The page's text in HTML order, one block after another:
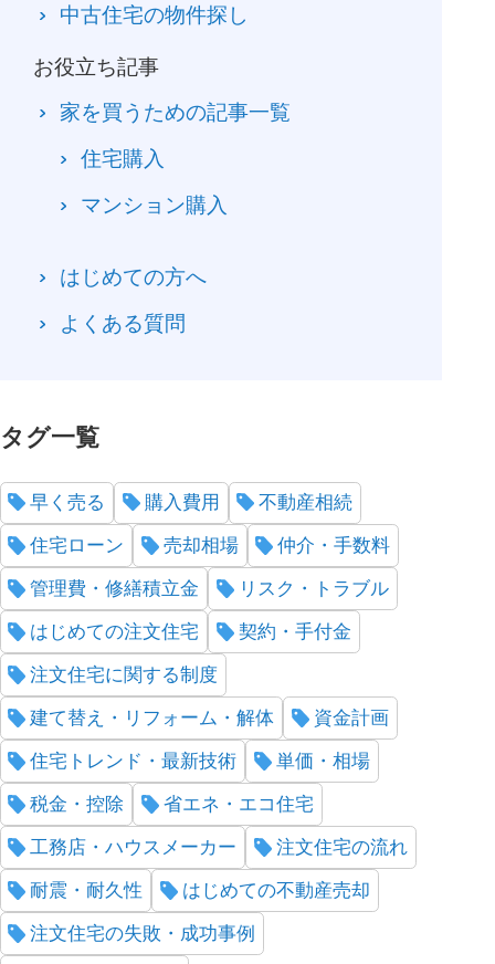
中古住宅の物件探し
お役立ち記事
家を買うための記事一覧
住宅購入
マンション購入
はじめての方へ
よくある質問
タグ一覧
早く売る 購入費用 不動産相続
住宅ローン 売却相場 仲介・手数料
管理費・修繕積立金 リスク・トラブル
はじめての注文住宅 契約・手付金
注文住宅に関する制度
建て替え・リフォーム・解体 資金計画
住宅トレンド・最新技術 単価・相場
税金・控除 省エネ・エコ住宅
工務店・ハウスメーカー 注文住宅の流れ
耐震・耐久性 はじめての不動産売却
注文住宅の失敗・成功事例